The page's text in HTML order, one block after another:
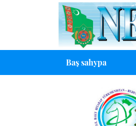
Baş sahypa